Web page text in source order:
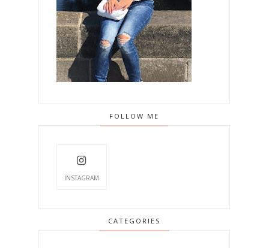
FOLLOW ME
INSTAGRAM
CATEGORIES